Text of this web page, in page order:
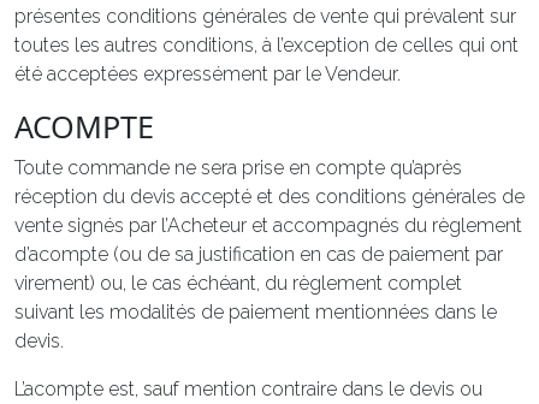
présentes conditions générales de vente qui prévalent sur
toutes les autres conditions, à l’exception de celles qui ont
été acceptées expressément par le Vendeur.
ACOMPTE
Toute commande ne sera prise en compte qu’après
réception du devis accepté et des conditions générales de
vente signés par l’Acheteur et accompagnés du règlement
d’acompte (ou de sa justification en cas de paiement par
virement) ou, le cas échéant, du règlement complet
suivant les modalités de paiement mentionnées dans le
devis.
L’acompte est, sauf mention contraire dans le devis ou